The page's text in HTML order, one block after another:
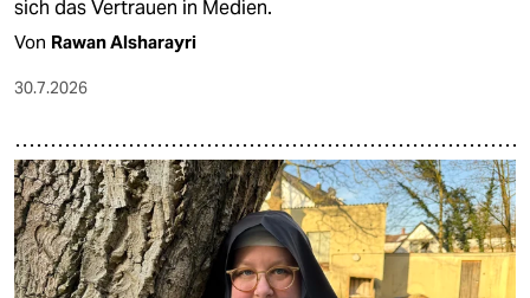
sich das Vertrauen in Medien.
Von Rawan Alsharayri
30.7.2026